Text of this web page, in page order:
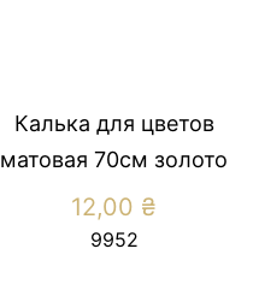
Калька для цветов
матовая 70см золото
12,00 ₴
9952